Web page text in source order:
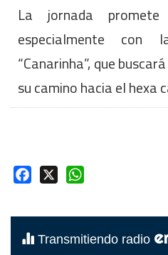
La jornada promete
especialmente
“Canarinha”, que
su camino hacia el hexa
Facebook
Transmitiendo radio